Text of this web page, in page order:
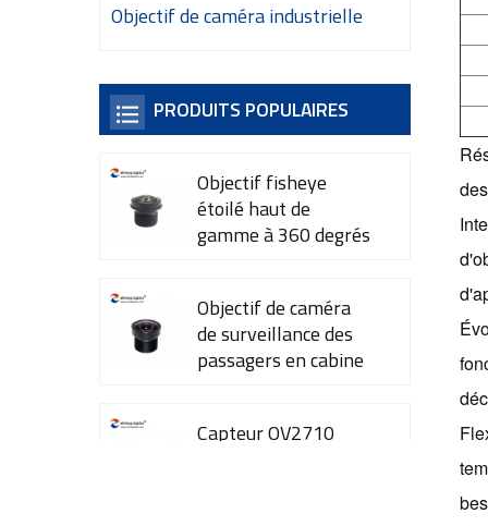
Objectif de caméra industrielle
PRODUITS POPULAIRES
Objectif fisheye
étoilé haut de
gamme à 360 degrés
Objectif de caméra
de surveillance des
passagers en cabine
Capteur OV2710